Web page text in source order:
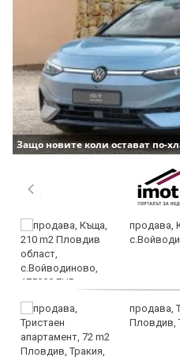
Защо новите коли остават по-
продава,
продава,
Пловдив,